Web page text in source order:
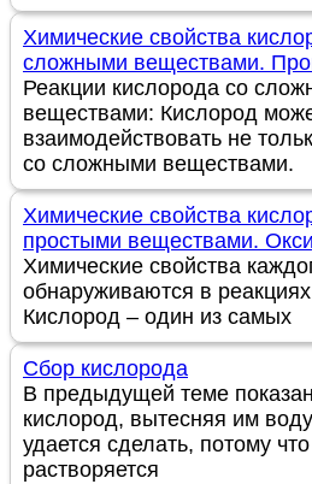
Химические свойства
сложными веществами.
Реакции кислорода со
веществами: Кислород
взаимодействовать не
со сложными веществами.
Химические свойства
простыми веществами.
Химические свойства
обнаруживаются в
Кислород – один из самых
Сбор кислорода
В предыдущей теме
кислород, вытесняя им
удается сделать, потому
растворяется